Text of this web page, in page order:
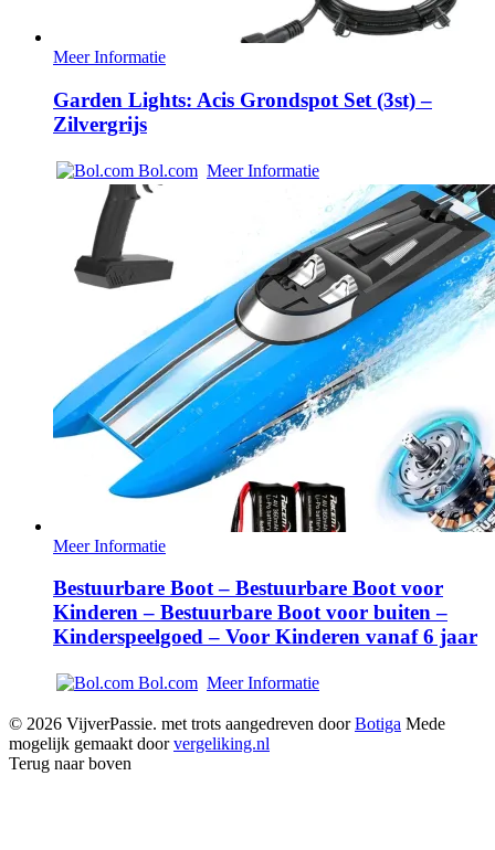
Meer Informatie
Garden Lights: Acis Grondspot Set (3st) –
Zilvergrijs
Bol.com Meer Informatie
Meer Informatie
Bestuurbare Boot – Bestuurbare Boot voor
Kinderen – Bestuurbare Boot voor buiten –
Kinderspeelgoed – Voor Kinderen vanaf 6 jaar
Bol.com Meer Informatie
© 2026 VijverPassie. met trots aangedreven doorBotiga Mede
mogelijk gemaakt doorvergeliking.nl
Terug naar boven